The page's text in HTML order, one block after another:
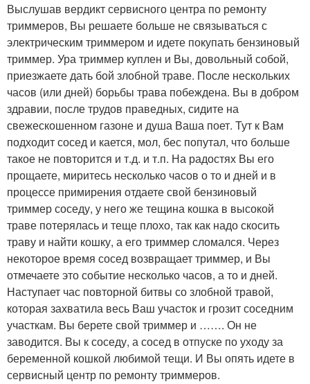
Выслушав вердикт сервисного центра по ремонту
триммеров, Вы решаете больше не связываться с
электрическим триммером и идете покупать бензиновый
триммер. Ура триммер куплен и Вы, довольный собой,
приезжаете дать бой злобной траве. После нескольких
часов (или дней) борьбы трава побеждена. Вы в добром
здравии, после трудов праведных, сидите на
свежескошенном газоне и душа Ваша поет. Тут к Вам
подходит сосед и кается, мол, бес попутал, что больше
такое не повторится и т.д. и т.п. На радостях Вы его
прощаете, миритесь несколько часов о то и дней и в
процессе примирения отдаете свой бензиновый
триммер соседу, у него же тещина кошка в высокой
траве потерялась и теще плохо, так как надо скосить
траву и найти кошку, а его триммер сломался. Через
некоторое время сосед возвращает триммер, и Вы
отмечаете это событие несколько часов, а то и дней.
Наступает час повторной битвы со злобной травой,
которая захватила весь Ваш участок и грозит соседним
участкам. Вы берете свой триммер и ……. Он не
заводится. Вы к соседу, а сосед в отпуске по уходу за
беременной кошкой любимой тещи. И Вы опять идете в
сервисный центр по ремонту триммеров.